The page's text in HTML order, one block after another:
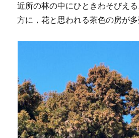
近所の林の中にひときわそびえ
方に，花と思われる茶色の房が多